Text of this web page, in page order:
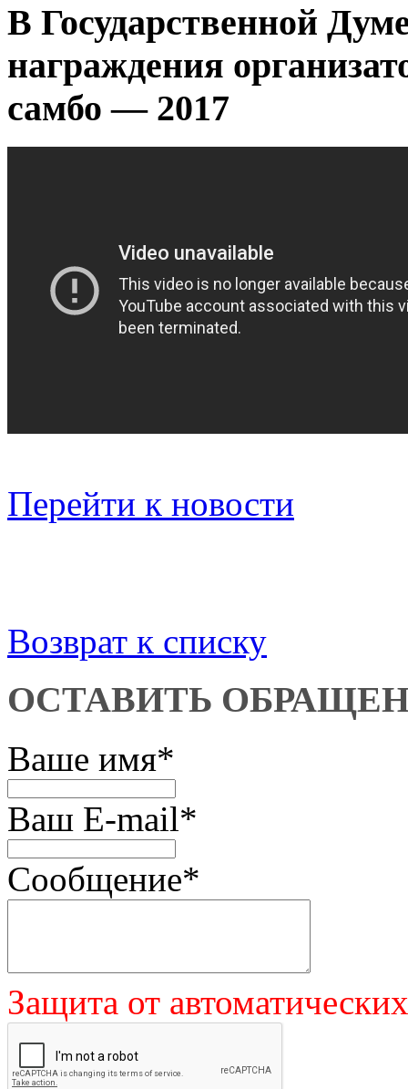
В Государственной
награждения
самбо — 2017
Перейти к новости
Возврат к списку
ОСТАВИТЬ
Ваше имя*
Ваш E-mail*
Сообщение*
Защита от